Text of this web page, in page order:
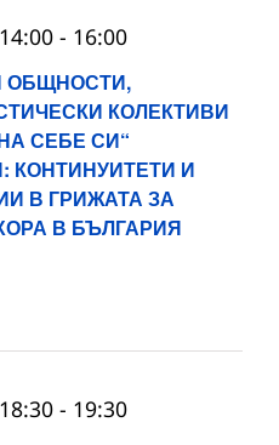
ОБЩНОСТИ,
КОЛЕКТИВИ
СЕБЕ СИ“
КОНТИНУИТЕТИ И
В ГРИЖАТА ЗА
В БЪЛГАРИЯ
- 16:00
- 19:30